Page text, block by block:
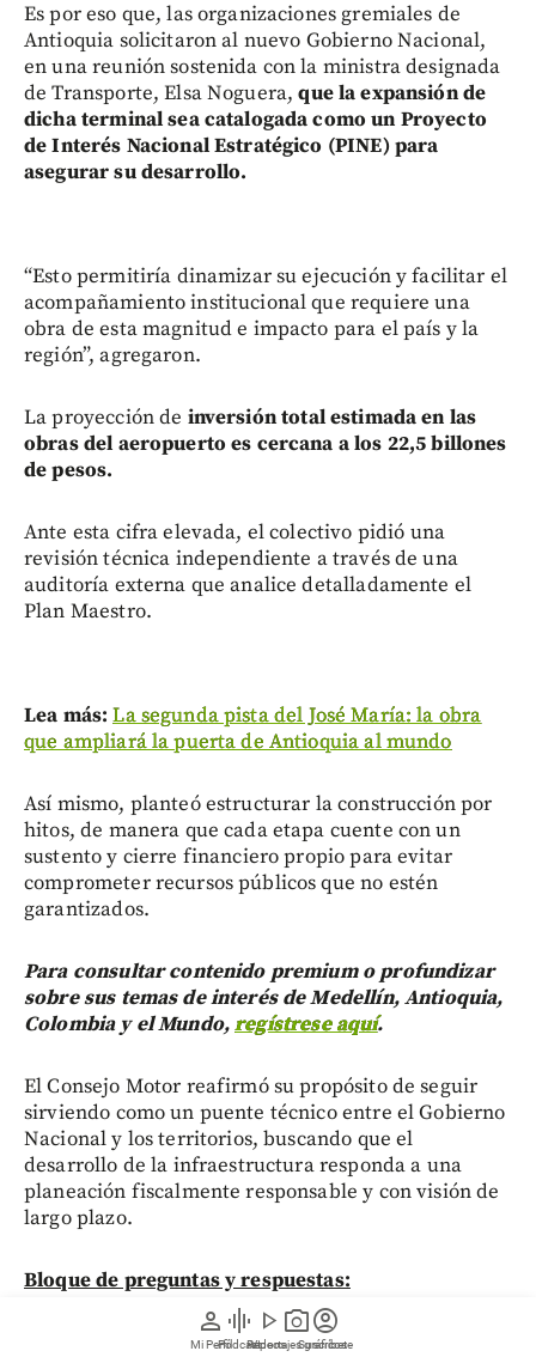
person
Mi Perfil
graphic_eq
Pódcast
play_arrow
Videos
photo_camera
Reportajes gráficos
account_circle
Suscríbete
Es por eso que, las organizaciones gremiales de
Antioquia solicitaron al nuevo Gobierno Nacional,
en una reunión sostenida con la ministra designada
de Transporte, Elsa Noguera,que la expansión de
dicha terminal sea catalogada como un Proyecto
de Interés Nacional Estratégico (PINE) para
asegurar su desarrollo.
“Esto permitiría dinamizar su ejecución y facilitar el
acompañamiento institucional que requiere una
obra de esta magnitud e impacto para el país y la
región”, agregaron.
La proyección de inversión total estimada en las
obras del aeropuerto es cercana a los 22,5 billones
de pesos.
Ante esta cifra elevada, el colectivo pidió una
revisión técnica independiente a través de una
auditoría externa que analice detalladamente el
Plan Maestro.
Lea más:La segunda pista del José María: la obra
que ampliará la puerta de Antioquia al mundo
Así mismo, planteó estructurar la construcción por
hitos, de manera que cada etapa cuente con un
sustento y cierre financiero propio para evitar
comprometer recursos públicos que no estén
garantizados.
Para consultar contenido premium o profundizar
sobre sus temas de interés de Medellín, Antioquia,
Colombia y el Mundo,regístrese aquí.
El Consejo Motor reafirmó su propósito de seguir
sirviendo como un puente técnico entre el Gobierno
Nacional y los territorios, buscando que el
desarrollo de la infraestructura responda a una
planeación fiscalmente responsable y con visión de
largo plazo.
Bloque de preguntas y respuestas:
¿Quiénes reaccionaron ante la